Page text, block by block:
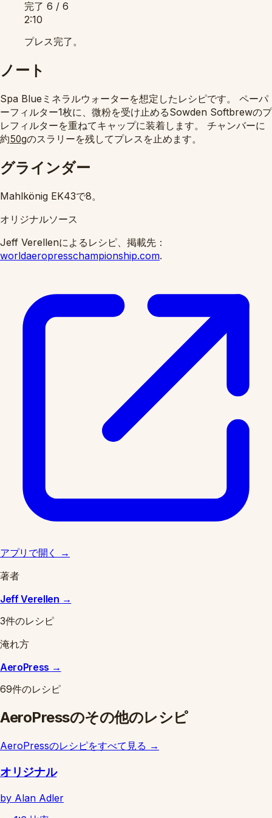
完了 6 / 6
2:10
プレス完了。
ノート
Spa Blueミネラルウォーターを想定したレシピです。 ペーパ
ーフィルター1枚に、微粉を受け止めるSowden Softbrewのプ
レフィルターを重ねてキャップに装着します。 チャンバーに
約50gのスラリーを残してプレスを止めます。
グラインダー
Mahlkönig EK43で8。
オリジナルソース
Jeff Verellenによるレシピ、掲載先：
worldaeropresschampionship.com.
アプリで開く
→
著者
Jeff Verellen →
3件のレシピ
淹れ方
AeroPress →
69件のレシピ
AeroPressのその他のレシピ
AeroPressのレシピをすべて見る →
オリジナル
by Alan Adler